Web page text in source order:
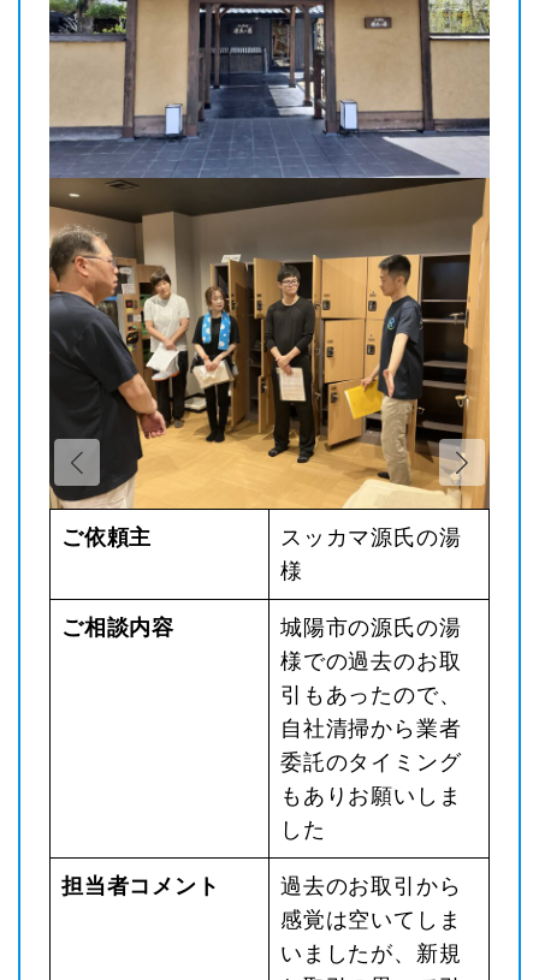
ご依頼主
スッカマ源氏の湯
様
ご相談内容
城陽市の源氏の湯
様での過去のお取
引もあったので、
自社清掃から業者
委託のタイミング
もありお願いしま
した
担当者コメント
過去のお取引から
感覚は空いてしま
いましたが、新規